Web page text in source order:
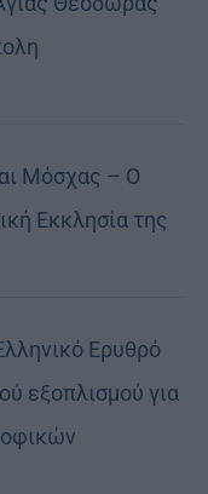
Μόσχας – Ο
Εκκλησία της
Ερυθρό
εξοπλισμού για